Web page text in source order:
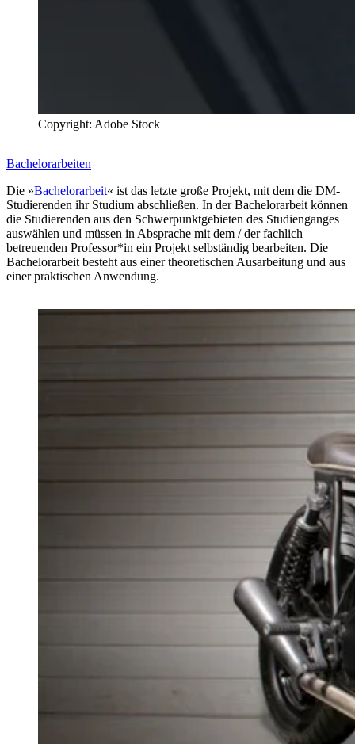
Copyright: Adobe Stock
Bachelorarbeiten
Die »Bachelorarbeit« ist das letzte große Projekt, mit dem die DM-
Studierenden ihr Studium abschließen. In der Bachelorarbeit können
die Studierenden aus den Schwerpunktgebieten des Studienganges
auswählen und müssen in Absprache mit dem / der fachlich
betreuenden Professor*in ein Projekt selbständig bearbeiten. Die
Bachelorarbeit besteht aus einer theoretischen Ausarbeitung und aus
einer praktischen Anwendung.